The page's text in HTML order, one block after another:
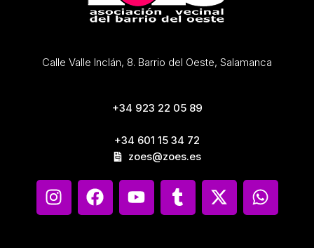
Calle Valle Inclán, 8. Barrio del Oeste, Salamanca
+34 923 22 05 89
+34 601 15 34 72
zoes@zoes.es